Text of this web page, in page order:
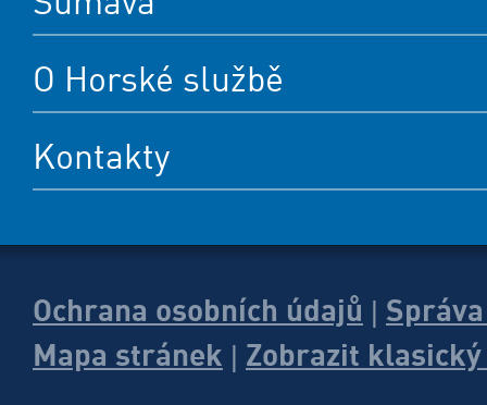
O Horské službě
Kontakty
Ochrana osobních údajů
Mapa stránek
Zobrazit